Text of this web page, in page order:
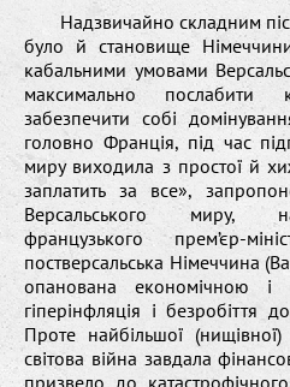
Надзвичайно складним
було й становище
кабальними умовами
максимально
забезпечити собі
головно Франція, під час
миру виходила з простої й
заплатить за все»,
Версальського миру,
французького прем’єр-
постверсальська Німеччина
опанована економічною
гіперінфляція і безробіття
Проте найбільшої
світова війна завдала